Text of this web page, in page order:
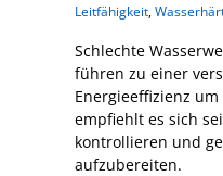
Leitfähigkeit,
Schlechte
führen zu einer
Energieeffizienz
empfiehlt es sich
kontrollieren und
aufzubereiten.